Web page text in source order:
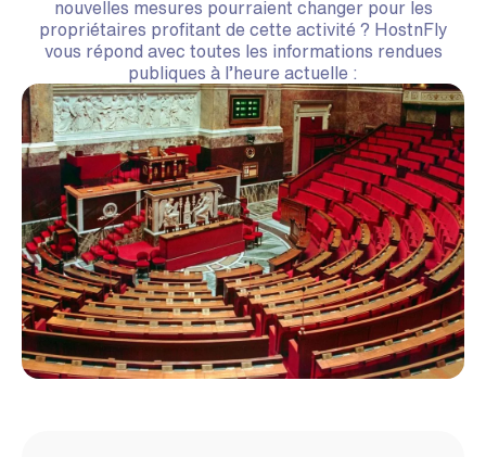
nouvelles mesures pourraient changer pour les
propriétaires profitant de cette activité ? HostnFly
vous répond avec toutes les informations rendues
publiques à l’heure actuelle :